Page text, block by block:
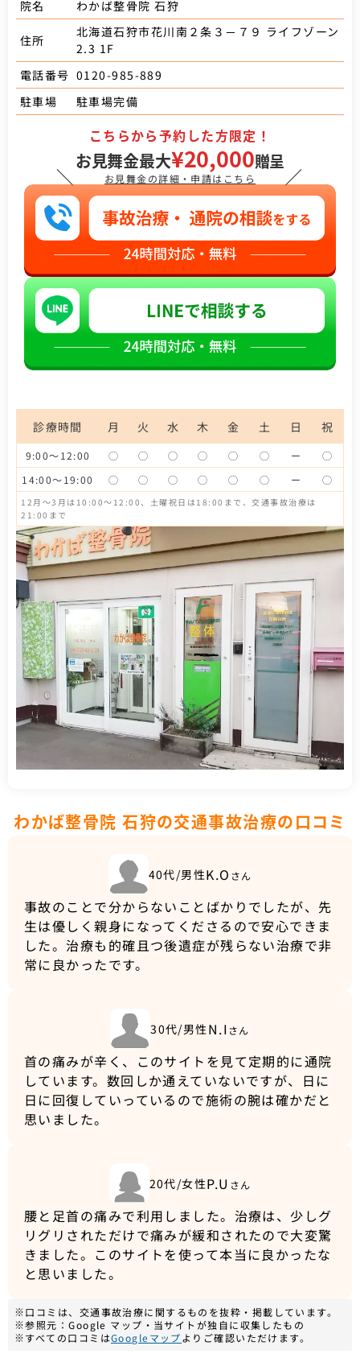
院名 わかば整骨院 石狩
住所
北海道石狩市花川南２条３－７９ ライフゾーン
2.3 1F
電話番号 0120-985-889
駐車場
駐車場完備
＼
こちらから予約した方限定！
お見舞金最大¥20,000贈呈
お見舞金の詳細・申請はこちら ／
診療時間 月 火 水 木 金 土 日 祝
9:00～12:00 ◯ ◯ ◯ ◯ ◯ ◯ ー
◯
14:00～19:00
◯ ◯ ◯ ◯ ◯ ◯ ー ◯
12月～3月は10:00～12:00、土曜祝日は18:00まで、交通事故治療は
21:00まで
わかば整骨院 石狩の交通事故治療の口コミ
40代/男性K.O さん
事故のことで分からないことばかりでしたが、先
生は優しく親身になってくださるので安心できま
した。治療も的確且つ後遺症が残らない治療で非
常に良かったです。
30代/男性 N.I さん
首の痛みが辛く、このサイトを見て定期的に通院
しています。数回しか通えていないですが、日に
日に回復していっているので施術の腕は確かだと
思いました。
20代/女性P.U さん
腰と足首の痛みで利用しました。治療は、少しグ
リグリされただけで痛みが緩和されたので大変驚
きました。このサイトを使って本当に良かったな
と思いました。
※口コミは、交通事故治療に関するものを抜粋・掲載しています。
※参照元：Google マップ・当サイトが独自に収集したもの
※すべての口コミはGoogleマップよりご確認いただけます。